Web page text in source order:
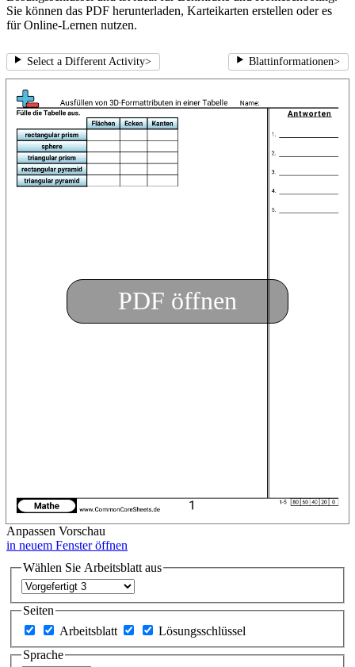
Sie können das PDF herunterladen, Karteikarten erstellen oder es
für Online-Lernen nutzen.
Select a Different Activity> Blattinformationen>
PDF öffnen
Anpassen Vorschau
in neuem Fenster öffnen
Wählen Sie Arbeitsblatt aus
Seiten
Arbeitsblatt
Lösungsschlüssel
Sprache